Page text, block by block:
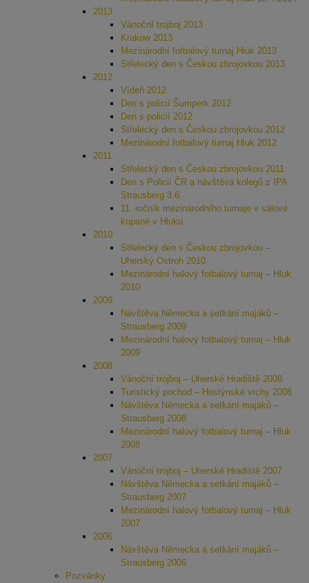
2013
Vánoční trojboj 2013
Krakow 2013
Mezinárodní fotbalový turnaj Hluk 2013
Střelecký den s Českou zbrojovkou 2013
2012
Vídeň 2012
Den s policií Šumperk 2012
Den s policií 2012
Střelecký den s Českou zbrojovkou 2012
Mezinárodní fotbalový turnaj Hluk 2012
2011
Střelecký den s Českou zbrojovkou 2011
Den s Policií ČR a návštěva kolegů z IPA
Strausberg 3.6.
11. ročník mezinárodního turnaje v sálové
kopané v Hluku
2010
Střelecký den s Českou zbrojovkou –
Uherský Ostroh 2010
Mezinárodní halový fotbalový turnaj – Hluk
2010
2009
Návštěva Německa a setkání majáků –
Strausberg 2009
Mezinárodní halový fotbalový turnaj – Hluk
2009
2008
Vánoční trojboj – Uherské Hradiště 2008
Turistický pochod – Hostýnské vrchy 2008
Návštěva Německa a setkání majáků –
Strausberg 2008
Mezinárodní halový fotbalový turnaj – Hluk
2008
2007
Vánoční trojboj – Uherské Hradiště 2007
Návštěva Německa a setkání majáků –
Strausberg 2007
Mezinárodní halový fotbalový turnaj – Hluk
2007
2006
Návštěva Německa a setkání majáků –
Strausberg 2006
Pozvánky